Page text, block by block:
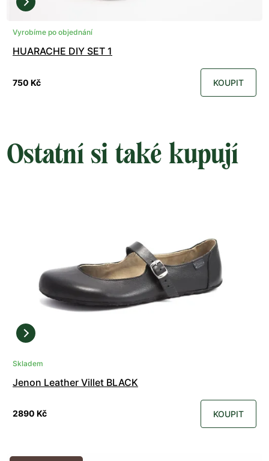
Vyrobíme po objednání
HUARACHE DIY SET 1
750 Kč KOUPIT
Ostatní si také kupují
Skladem
Jenon Leather Villet BLACK
2890 Kč KOUPIT